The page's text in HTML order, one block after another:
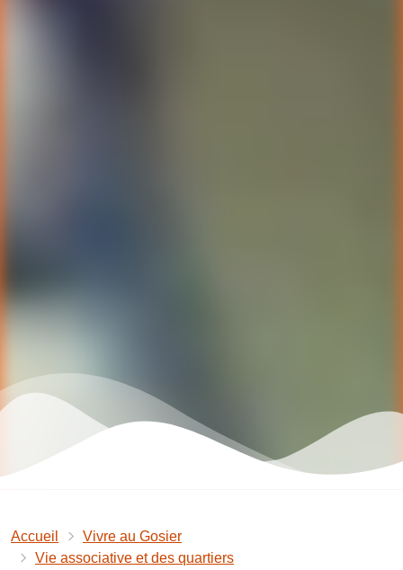
Accueil
Vivre au Gosier
Vie associative et des quartiers